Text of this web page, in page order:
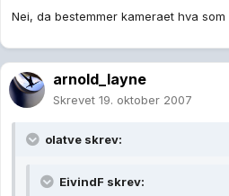
Nei, da bestemmer kameraet hva
arnold_layne
Skrevet 19. oktober 2007
olatve skrev:
EivindF skrev: